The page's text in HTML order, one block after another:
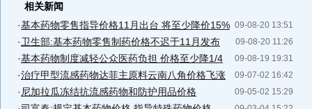
相关新闻
09-08-20 13:51
·基本药物零售指导价格11月出台 将至少降价15%
09-08-20 11:26
·卫生部:基本药物零售制药价格不迟于11月发布
09-08-19 19:31
·基本药物制度减轻公众医药负担 价格至少降1/4
09-07-02 16:42
·治疗甲型流感药物达菲主原料云南八角价格飞涨
09-05-02 15:29
· 尼加拉瓜冻结抗流感药物和防护用品价格